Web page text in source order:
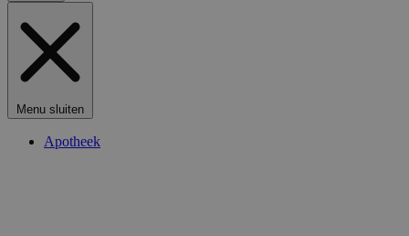
Menu sluiten
Apotheek